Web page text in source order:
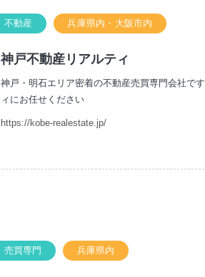
不動産 兵庫県内・大阪市内
神戸不動産リアルティ
神戸・明石エリア密着の不動産売買専門会社で
ィにお任せください
https://kobe-realestate.jp/
売買専門 兵庫県内